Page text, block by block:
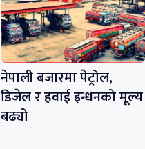
नेपाली बजारमा पेट्रोल,
डिजेल र हवाई इन्धनको मूल्य
बढ्यो